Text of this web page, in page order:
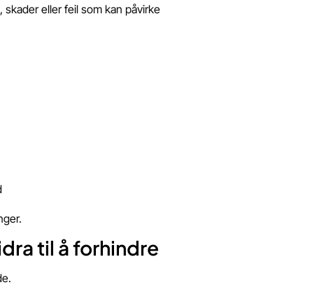
eller feil som kan påvirke
til å forhindre